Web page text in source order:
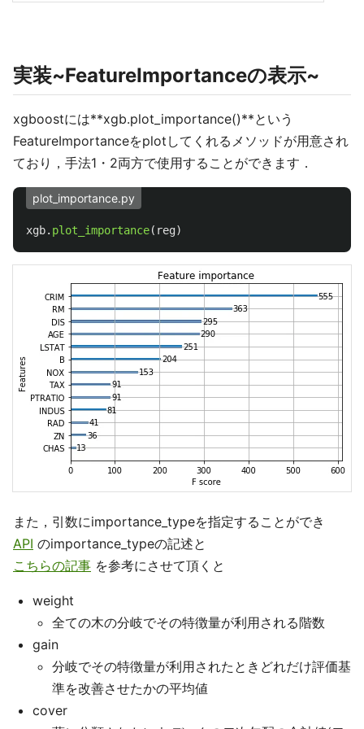
実装~FeatureImportanceの表示~
xgboostには**xgb.plot_importance()**という
FeatureImportanceをplotしてくれるメソッドが用意され
ており，手法1・2両方で使用することができます．
plot_importance.py
xgb. plot_importance( reg)
また，引数にimportance_typeを指定することができ
API のimportance_typeの記述と
こちらの記事 を参考にさせて頂くと
weight
全ての木の分岐でその特徴量が利用される階数
gain
分岐でその特徴量が利用されたときどれだけ評価基
準を改善させたかの平均値
cover